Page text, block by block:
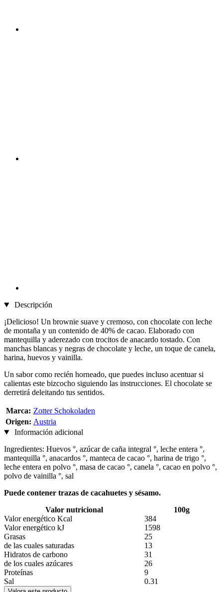
Descripción
¡Delicioso! Un brownie suave y cremoso, con chocolate con leche
de montaña y un contenido de 40% de cacao. Elaborado con
mantequilla y aderezado con trocitos de anacardo tostado. Con
manchas blancas y negras de chocolate y leche, un toque de canela,
harina, huevos y vainilla.
Un sabor como recién horneado, que puedes incluso acentuar si
calientas este bizcocho siguiendo las instrucciones. El chocolate se
derretirá deleitando tus sentidos.
Marca: Zotter Schokoladen
Origen: Austria
Información adicional
Ingredientes: Huevos °, azúcar de caña integral °, leche entera °,
mantequilla °, anacardos °, manteca de cacao °, harina de trigo °,
leche entera en polvo °, masa de cacao °, canela °, cacao en polvo °,
polvo de vainilla °, sal
Puede contener trazas de cacahuetes y sésamo.
Valor nutricional
100g
Valor energético Kcal
384
Valor energético kJ
1598
Grasas
25
de las cuales saturadas
13
Hidratos de carbono
31
de los cuales azúcares
26
Proteínas
9
Sal
0.31